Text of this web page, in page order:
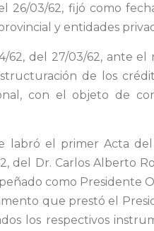
26/03/62, fijó como
y entidades
62, del 27/03/62, ante
de los
con el objeto de
labró el primer Acta
del Dr. Carlos Alberto
como Presidente
que prestó el
los respectivos